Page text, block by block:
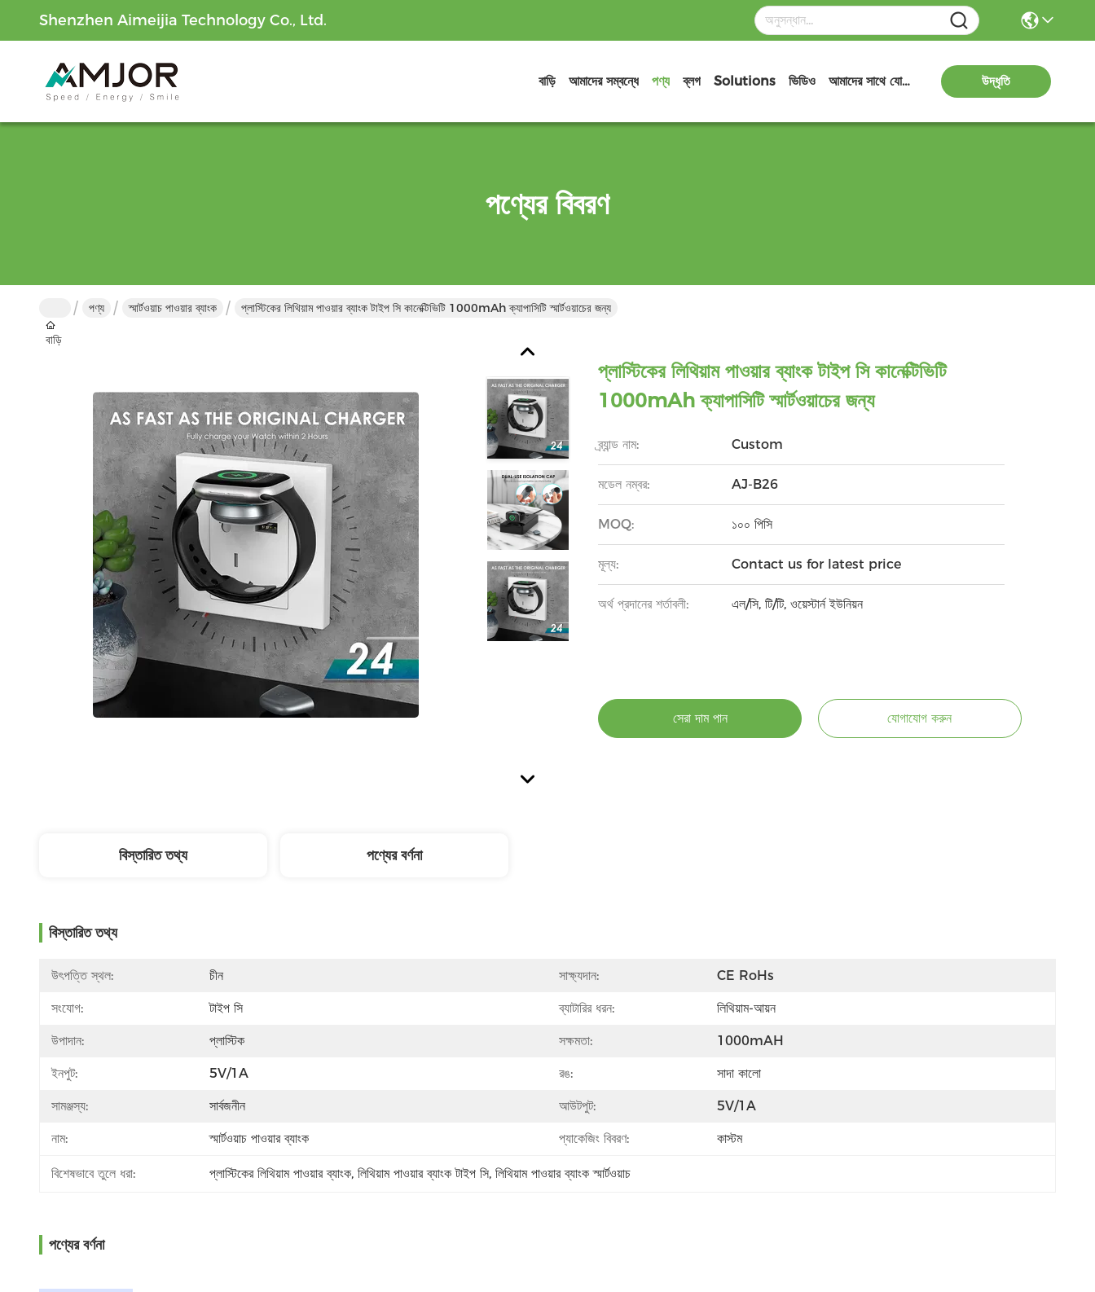
Shenzhen Aimeijia Technology Co., Ltd.
বাড়ি আমাদের সম্বন্ধে পণ্য ব্লগ Solutions ভিডিও আমাদের সাথে যোগাযোগ উদ্ধৃতি
পণ্যের বিবরণ
বাড়ি
পণ্য স্মার্টওয়াচ পাওয়ার ব্যাংক প্লাস্টিকের লিথিয়াম পাওয়ার ব্যাংক টাইপ সি কানেক্টিভিটি 1000mAh ক্যাপাসিটি স্মার্টওয়াচের জন্য
প্লাস্টিকের লিথিয়াম পাওয়ার ব্যাংক টাইপ সি কানেক্টিভিটি
1000mAh ক্যাপাসিটি স্মার্টওয়াচের জন্য
ব্র্যান্ড নাম: Custom
মডেল নম্বর: AJ-B26
MOQ: ১০০ পিসি
মূল্য: Contact us for latest price
অর্থ প্রদানের শর্তাবলী: এল/সি, টি/টি, ওয়েস্টার্ন ইউনিয়ন
সেরা দাম পান যোগাযোগ করুন
বিস্তারিত তথ্য পণ্যের বর্ণনা
বিস্তারিত তথ্য
উৎপত্তি স্থল: চীন সাক্ষ্যদান: CE RoHs
সংযোগ: টাইপ সি ব্যাটারির ধরন: লিথিয়াম-আয়ন
উপাদান: প্লাস্টিক সক্ষমতা: 1000mAH
ইনপুট: 5V/1A রঙ: সাদা কালো
সামঞ্জস্য: সার্বজনীন আউটপুট: 5V/1A
নাম: স্মার্টওয়াচ পাওয়ার ব্যাংক প্যাকেজিং বিবরণ: কাস্টম
বিশেষভাবে তুলে ধরা: প্লাস্টিকের লিথিয়াম পাওয়ার ব্যাংক, লিথিয়াম পাওয়ার ব্যাংক টাইপ সি, লিথিয়াম পাওয়ার ব্যাংক স্মার্টওয়াচ
পণ্যের বর্ণনা